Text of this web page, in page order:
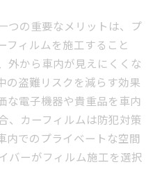
つの重要なメリットは、プ
フィルムを施工すること
外から車内が見えにくくな
の盗難リスクを減らす効果
な電子機器や貴重品を車内
、カーフィルムは防犯対策
内でのプライベートな空間
バーがフィルム施工を選択